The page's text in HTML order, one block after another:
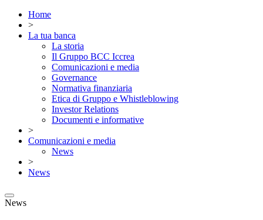
Home
>
La tua banca
La storia
Il Gruppo BCC Iccrea
Comunicazioni e media
Governance
Normativa finanziaria
Etica di Gruppo e Whistleblowing
Investor Relations
Documenti e informative
>
Comunicazioni e media
News
>
News
News